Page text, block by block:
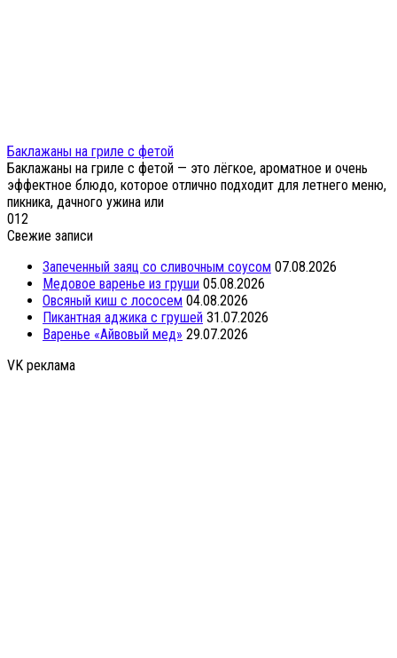
Баклажаны на гриле с фетой
Баклажаны на гриле с фетой — это лёгкое, ароматное и очень
эффектное блюдо, которое отлично подходит для летнего меню,
пикника, дачного ужина или
012
Свежие записи
Запеченный заяц со сливочным соусом 07.08.2026
Медовое варенье из груши 05.08.2026
Овсяный киш с лососем 04.08.2026
Пикантная аджика с грушей 31.07.2026
Варенье «Айвовый мед» 29.07.2026
VK реклама